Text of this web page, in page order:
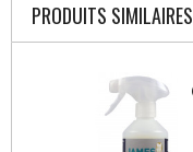
PRODUITS SIMILAIRES